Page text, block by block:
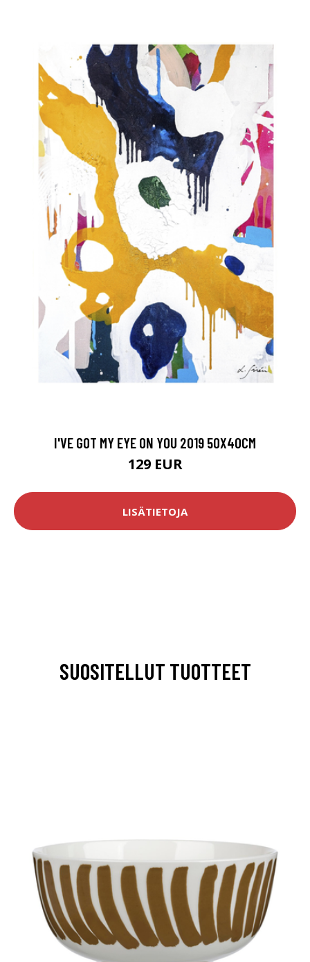
I'VE GOT MY EYE ON YOU 2019 50X40CM
129 EUR
LISÄTIETOJA
SUOSITELLUT TUOTTEET